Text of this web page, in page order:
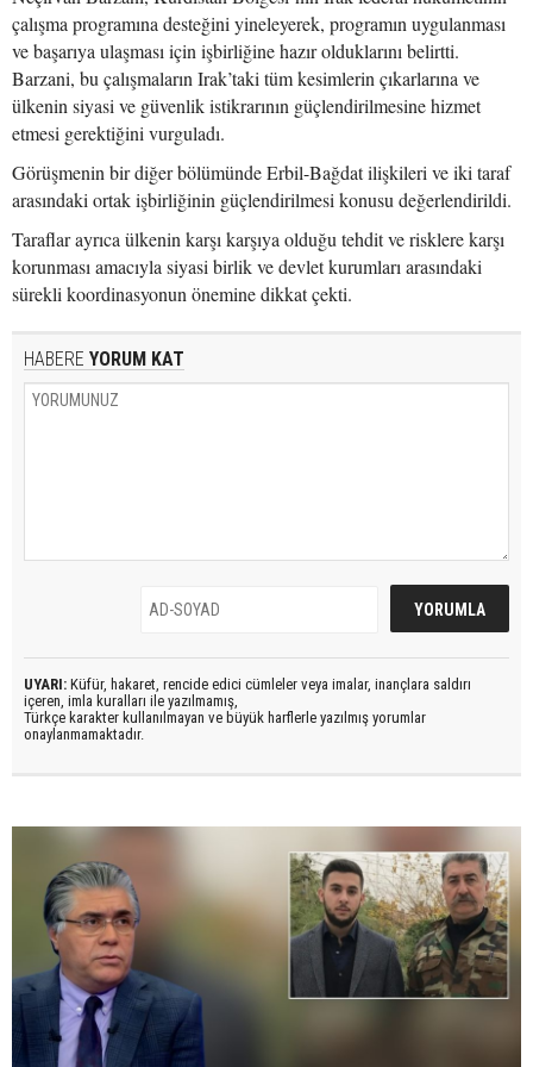
çalışma programına desteğini yineleyerek, programın uygulanması
ve başarıya ulaşması için işbirliğine hazır olduklarını belirtti.
Barzani, bu çalışmaların Irak’taki tüm kesimlerin çıkarlarına ve
ülkenin siyasi ve güvenlik istikrarının güçlendirilmesine hizmet
etmesi gerektiğini vurguladı.
Görüşmenin bir diğer bölümünde Erbil-Bağdat ilişkileri ve iki taraf
arasındaki ortak işbirliğinin güçlendirilmesi konusu değerlendirildi.
Taraflar ayrıca ülkenin karşı karşıya olduğu tehdit ve risklere karşı
korunması amacıyla siyasi birlik ve devlet kurumları arasındaki
sürekli koordinasyonun önemine dikkat çekti.
HABERE YORUM KAT
UYARI: Küfür, hakaret, rencide edici cümleler veya imalar, inançlara saldırı
içeren, imla kuralları ile yazılmamış,
Türkçe karakter kullanılmayan ve büyük harflerle yazılmış yorumlar
onaylanmamaktadır.